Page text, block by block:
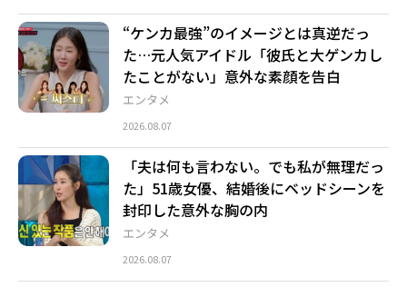
エンタメ
“ケンカ最強”のイメージとは真逆だっ
た…元人気アイドル「彼氏と大ゲンカし
たことがない」意外な素顔を告白
2026.08.07
エンタメ
「夫は何も言わない。でも私が無理だっ
た」51歳女優、結婚後にベッドシーンを
封印した意外な胸の内
2026.08.07